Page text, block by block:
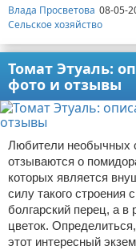
Влада Просветова 08-05-
Сельское хозяйство
Томат Этуаль:
фото и отзывы
Любители необычных
отзываются о
которых является
силу такого строения
болгарский перец, а в
цветок.
этот интересный